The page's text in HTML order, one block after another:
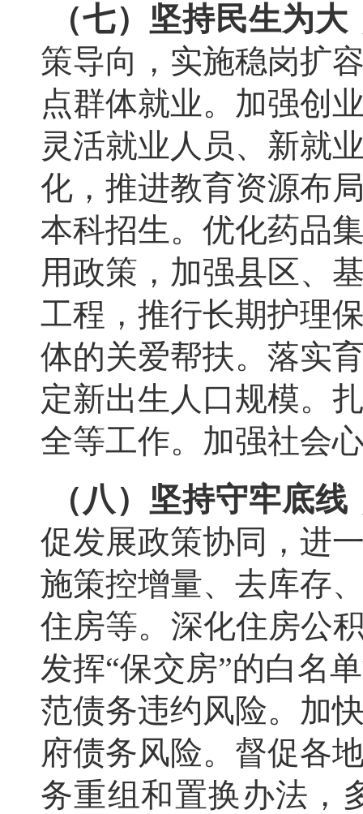
（七）坚持民生为
策导向，实施稳岗扩
点群体就业。加强创
灵活就业人员、新就
化，推进教育资源布
本科招生。优化药品
用政策，加强县区、
工程，推行长期护理
体的关爱帮扶。落实
定新出生人口规模。
全等工作。加强社会
（八）坚持守牢底
促发展政策协同，进
施策控增量、去库存
住房等。深化住房公
发挥“保交房”的白名
范债务违约风险。加
府债务风险。督促各
务重组和置换办法，